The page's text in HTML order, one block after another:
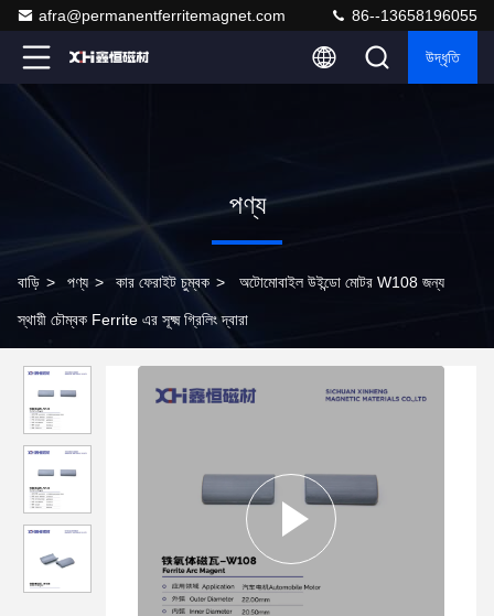
afra@permanentferritemagnet.com 86--13658196055
উদ্ধৃতি
পণ্য
বাড়ি > পণ্য > কার ফেরাইট চুম্বক > অটোমোবাইল উইন্ডো মোটর W108 জন্য
স্থায়ী চৌম্বক Ferrite এর সূক্ষ্ম গ্রিলিং দ্বারা